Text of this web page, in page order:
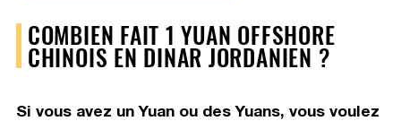
COMBIEN FAIT 1 YUAN OFFSHORE
CHINOIS EN DINAR JORDANIEN ?
Si vous avez un Yuan ou des Yuans, vous voulez